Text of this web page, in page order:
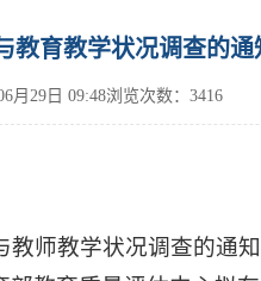
教育教学状况调查的通
月29日 09:48浏览次数： 3416
师教学状况调查的通